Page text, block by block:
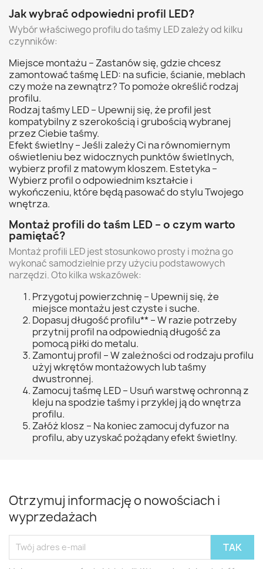
Jak wybrać odpowiedni profil LED?
Wybór właściwego profilu do taśmy LED zależy od kilku
czynników:
Miejsce montażu – Zastanów się, gdzie chcesz
zamontować taśmę LED: na suficie, ścianie, meblach
czy może na zewnątrz? To pomoże określić rodzaj
profilu.
Rodzaj taśmy LED – Upewnij się, że profil jest
kompatybilny z szerokością i grubością wybranej
przez Ciebie taśmy.
Efekt świetlny – Jeśli zależy Ci na równomiernym
oświetleniu bez widocznych punktów świetlnych,
wybierz profil z matowym kloszem. Estetyka –
Wybierz profil o odpowiednim kształcie i
wykończeniu, które będą pasować do stylu Twojego
wnętrza.
Montaż profili do taśm LED – o czym warto
pamiętać?
Montaż profili LED jest stosunkowo prosty i można go
wykonać samodzielnie przy użyciu podstawowych
narzędzi. Oto kilka wskazówek:
Przygotuj powierzchnię – Upewnij się, że
miejsce montażu jest czyste i suche.
Dopasuj długość profilu** – W razie potrzeby
przytnij profil na odpowiednią długość za
pomocą piłki do metalu.
Zamontuj profil – W zależności od rodzaju profilu
użyj wkrętów montażowych lub taśmy
dwustronnej.
Zamocuj taśmę LED – Usuń warstwę ochronną z
kleju na spodzie taśmy i przyklej ją do wnętrza
profilu.
Załóż klosz – Na koniec zamocuj dyfuzor na
profilu, aby uzyskać pożądany efekt świetlny.
Otrzymuj informację o nowościach i
wyprzedażach